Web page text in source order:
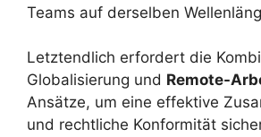
Teams auf derselben
Letztendlich erfordert die
Globalisierung und Remote-
Ansätze, um eine effektive
und rechtliche Konformität